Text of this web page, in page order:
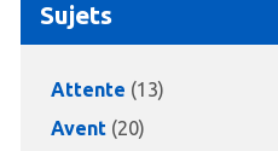
Sujets
Attente (13)
Avent (20)